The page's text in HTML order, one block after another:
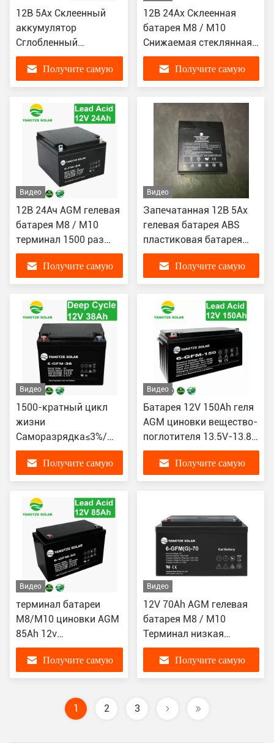
12В 5Ах Склеенный
аккумулятор
Сглобленный
стеклянный макет
Аккумулятор 1500 раз
продолжительность
цикла
Получите самую
12В 24Ах Склеенная
батарея M8 / M10
Снижаемая стеклянная
батарея для хранения
энергииПолучите самую
Видео
12В 24Ач AGM гелевая
батарея M8 / M10
терминал 1500 раз
продолжительность
циклаПолучите самую
Видео
Запечатанная 12В 5Ах
гелевая батарея ABS
пластиковая батарея
без обслуживания
Получите самую
Видео
1500-кратный цикл
жизни
Саморазрядка≤3%/
месяц Продвинутая
гелевая батарея 12В
38Ач
Получите самую
Видео
Батарея 12V 150Ah геля
AGM циновки вещество-
поглотителя 13.5V-13.8V
стеклянная
Получите самую
Видео
терминал батареи
M8/M10 циновки AGM
85Ah 12v
абсорбтивный
стеклянный
Получите самую
Видео
12V 70Ah AGM гелевая
батарея M8 / M10
Терминал низкая
скорость саморазрядки
≤ 3%/месяцПолучите самую
1 2 3